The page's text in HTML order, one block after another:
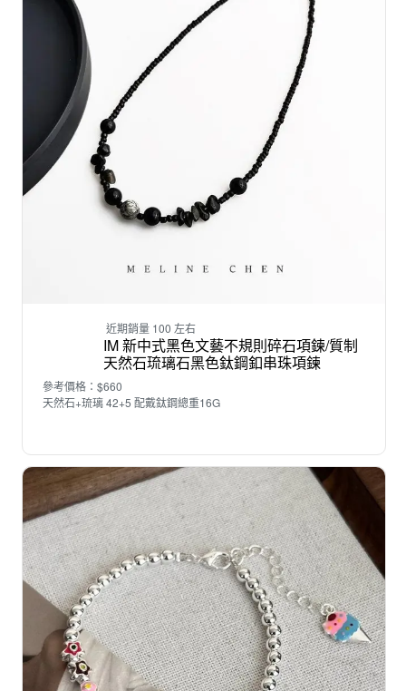
近期銷量 100 左右
IM 新中式黑色文藝不規則碎石項鍊/質制
天然石琉璃石黑色鈦鋼釦串珠項鍊
參考價格：$660
天然石+琉璃 42+5 配戴鈦鋼總重16G